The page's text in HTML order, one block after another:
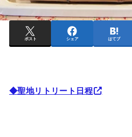
ポスト シェア はてブ
◆聖地リトリート日程